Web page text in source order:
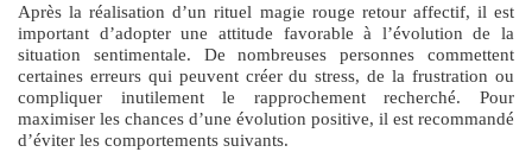
Après la réalisation d’unrituel magie rouge retour affectif, il est
important d’adopter une attitude favorable à l’évolution de la
situation sentimentale. De nombreuses personnes commettent
certaines erreurs qui peuvent créer du stress, de la frustration ou
compliquer inutilement le rapprochement recherché. Pour
maximiser les chances d’une évolution positive, il est recommandé
d’éviter les comportements suivants.